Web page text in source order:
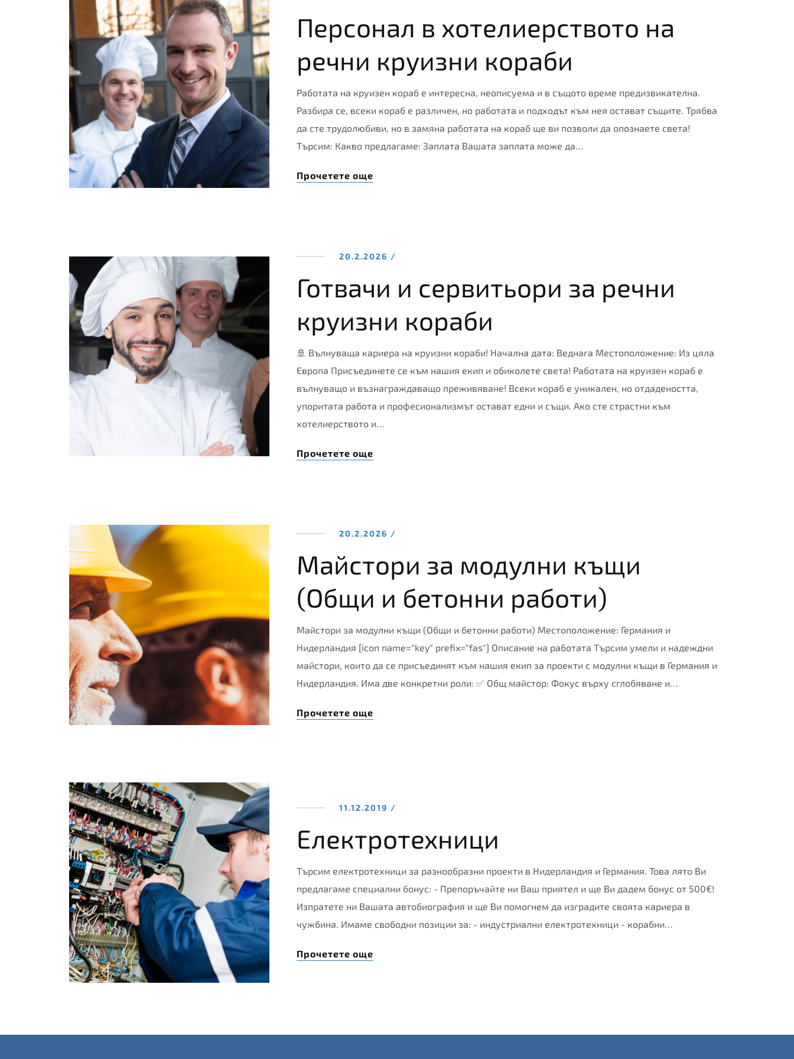
Персонал в хотелиерството на
речни круизни кораби
Работата на круизен кораб е интересна, неописуема и в същото време предизвикателна.
Разбира се, всеки кораб е различен, но работата и подходът към нея остават същите. Трябва
да сте трудолюбиви, но в замяна работата на кораб ще ви позволи да опознаете света!
Търсим: Какво предлагаме: Заплата Вашата заплата може да…
Прочетете още
20.2.2026 /
Готвачи и сервитьори за речни
круизни кораби
🚢 Вълнуваща кариера на круизни кораби! Начална дата: Веднага Местоположение: Из цяла
Европа Присъединете се към нашия екип и обиколете света! Работата на круизен кораб е
вълнуващо и възнаграждаващо преживяване! Всеки кораб е уникален, но отдадеността,
упоритата работа и професионализмът остават едни и същи. Ако сте страстни към
хотелиерството и…
Прочетете още
20.2.2026 /
Майстори за модулни къщи
(Общи и бетонни работи)
Майстори за модулни къщи (Общи и бетонни работи) Местоположение: Германия и
Нидерландия [icon name="key" prefix="fas"] Описание на работата Търсим умели и надеждни
майстори, които да се присъединят към нашия екип за проекти с модулни къщи в Германия и
Нидерландия. Има две конкретни роли: ✅ Общ майстор: Фокус върху сглобяване и…
Прочетете още
11.12.2019 /
Електротехници
Търсим електротехници за разнообразни проекти в Нидерландия и Германия. Това лято Ви
предлагаме специални бонус: - Препоръчайте ни Ваш приятел и ще Ви дадем бонус от 500€!
Изпратете ни Вашата автобиография и ще Ви помогнем да изградите своята кариера в
чужбина. Имаме свободни позиции за: - индустриални електротехници - корабни…
Прочетете още